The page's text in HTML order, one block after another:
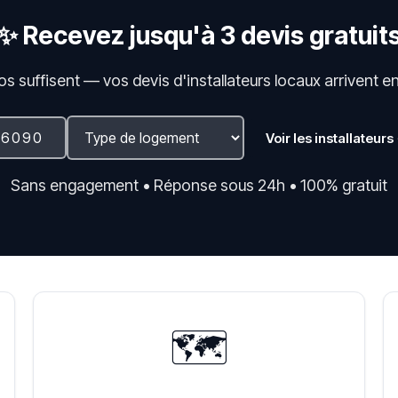
Recevez jusqu'à 3 devis
suffisent — vos devis d'installateurs locaux arrivent
Voir les
Sans engagement • Réponse sous 24h • 100% gratuit
🗺️